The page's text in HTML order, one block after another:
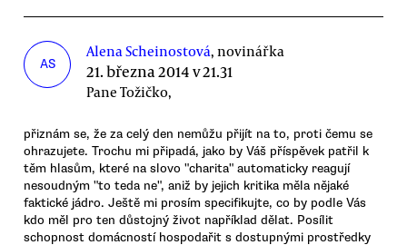
AS
Alena Scheinostová, novinářka
21. března 2014 v 21.31
Pane Tožičko,
přiznám se, že za celý den nemůžu přijít na to, proti čemu se
ohrazujete. Trochu mi připadá, jako by Váš příspěvek patřil k
těm hlasům, které na slovo "charita" automaticky reagují
nesoudným "to teda ne", aniž by jejich kritika měla nějaké
faktické jádro. Ještě mi prosím specifikujte, co by podle Vás
kdo měl pro ten důstojný život například dělat. Posílit
schopnost domácností hospodařit s dostupnými prostředky